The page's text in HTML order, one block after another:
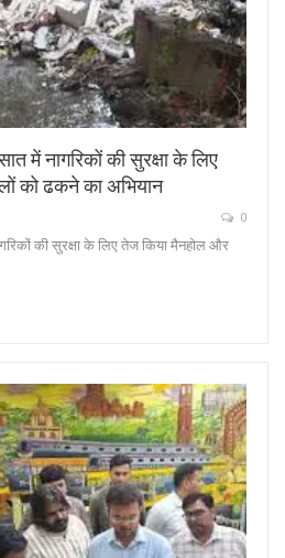
में नागरिकों की सुरक्षा के लिए
को ढकने का अभियान
0
की सुरक्षा के लिए तेज किया मैनहोल और